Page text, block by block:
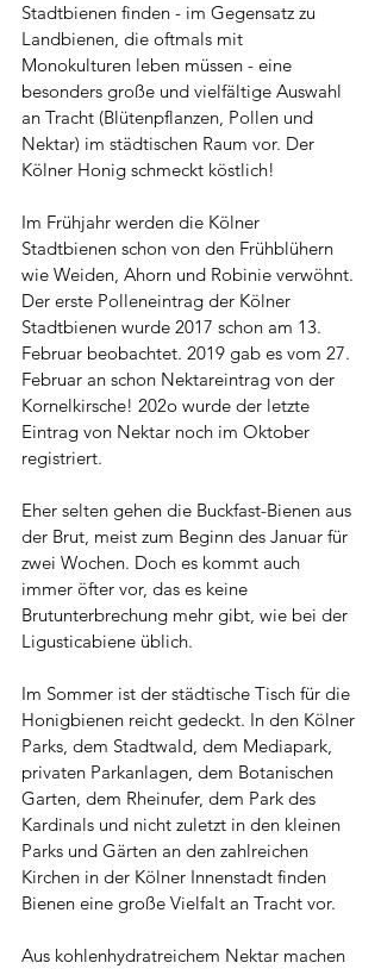
Stadtbienen finden - im Gegensatz zu
Landbienen, die oftmals mit
Monokulturen leben müssen - eine
besonders große und vielfältige Auswahl
an Tracht (Blütenpflanzen, Pollen und
Nektar) im städtischen Raum vor. Der
Kölner Honig schmeckt köstlich!
Im Frühjahr werden die Kölner
Stadtbienen schon von den Frühblühern
wie Weiden, Ahorn und Robinie verwöhnt.
Der erste Polleneintrag der Kölner
Stadtbienen wurde 2017 schon am 13.
Februar beobachtet. 2019 gab es vom 27.
Februar an schon Nektareintrag von der
Kornelkirsche! 202o wurde der letzte
Eintrag von Nektar noch im Oktober
registriert.
Eher selten gehen die Buckfast-Bienen aus
der Brut, meist zum Beginn des Januar für
zwei Wochen. Doch es kommt auch
immer öfter vor, das es keine
Brutunterbrechung mehr gibt, wie bei der
Ligusticabiene üblich.
Im Sommer ist der städtische Tisch für die
Honigbienen reicht gedeckt. In den Kölner
Parks, dem Stadtwald, dem Mediapark,
privaten Parkanlagen, dem Botanischen
Garten, dem Rheinufer, dem Park des
Kardinals und nicht zuletzt in den kleinen
Parks und Gärten an den zahlreichen
Kirchen in der Kölner Innenstadt finden
Bienen eine große Vielfalt an Tracht vor.
Aus kohlenhydratreichem Nektar machen